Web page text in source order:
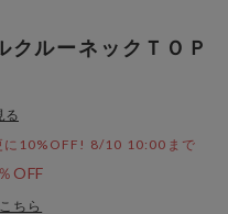
クルーネックＴＯＰ
る
に10%OFF! 8/10 10:00まで
OFF
ちら